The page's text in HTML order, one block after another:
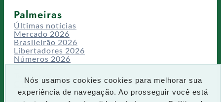
Nós usamos cookies cookies para melhorar sua
experiência de navegação. Ao prosseguir você está
Palmeiras
Últimas notícias
Mercado 2026
Brasileirão 2026
Libertadores 2026
Números 2026
Campeonatos
Temporadas
CT/Centro de Excelência